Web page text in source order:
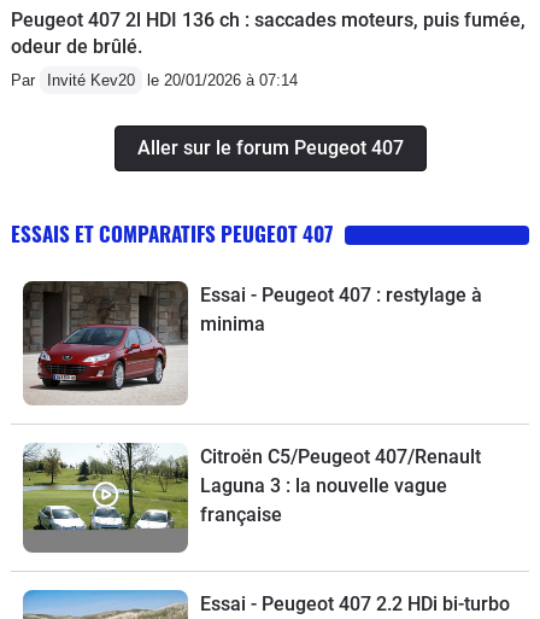
Peugeot 407 2l HDI 136 ch : saccades moteurs, puis fumée,
odeur de brûlé.
Par Invité Kev20 le 20/01/2026 à 07:14
Aller sur le forum Peugeot 407
ESSAIS ET COMPARATIFS PEUGEOT 407
Essai - Peugeot 407 : restylage à
minima
Citroën C5/Peugeot 407/Renault
Laguna 3 : la nouvelle vague
française
Essai - Peugeot 407 2.2 HDi bi-turbo